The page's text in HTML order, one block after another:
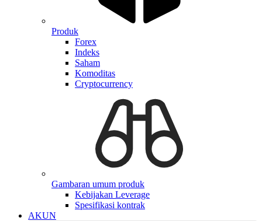
Produk
Forex
Indeks
Saham
Komoditas
Cryptocurrency
Gambaran umum produk
Kebijakan Leverage
Spesifikasi kontrak
AKUN